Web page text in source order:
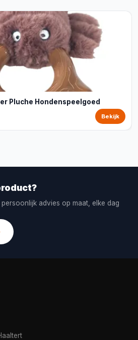
Pluche Hondenspeelgoed
Bekijk
advies op maat, elke dag